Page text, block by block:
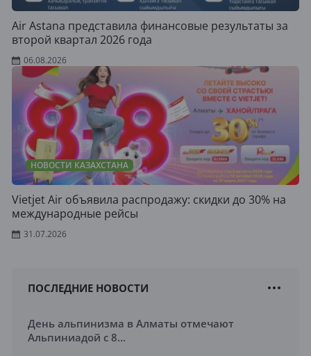
Air Astana представила финансовые результаты за
второй квартал 2026 года
06.08.2026
НОВОСТИ КАЗАХСТАНА
Vietjet Air объявила распродажу: скидки до 30% на
международные рейсы
31.07.2026
ПОСЛЕДНИЕ НОВОСТИ
День альпинизма в Алматы отмечают
Альпиниадой с 8...